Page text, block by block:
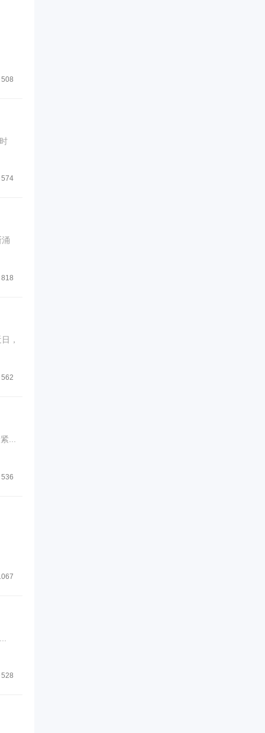
508
574
818
，
562
...
536
528